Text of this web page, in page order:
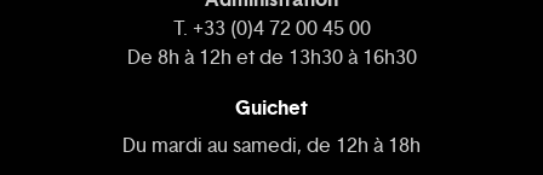
T. +33 (0)4 72 00 45 00
De 8h à 12h et de 13h30 à 16h30
Guichet
Du mardi au samedi, de 12h à 18h